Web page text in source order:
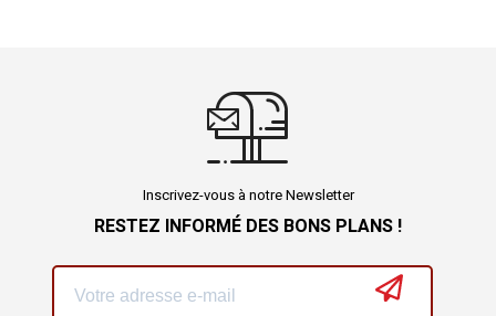
Inscrivez-vous à notre Newsletter
RESTEZ INFORMÉ DES BONS PLANS !